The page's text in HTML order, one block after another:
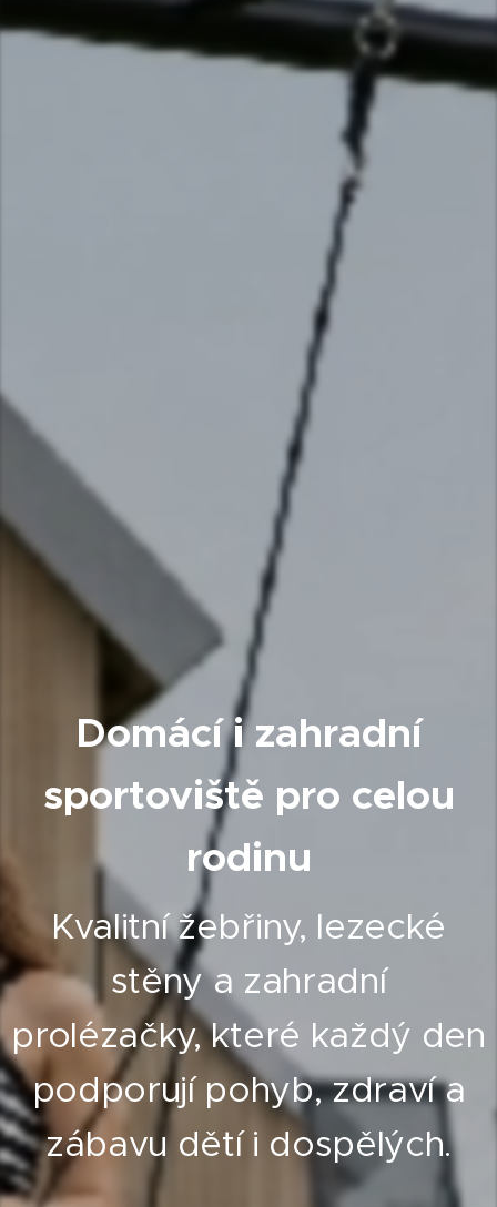
Domácí i zahradní
sportoviště pro celou
rodinu
Kvalitní žebřiny, lezecké
stěny a zahradní
prolézačky, které každý den
podporují pohyb, zdraví a
zábavu dětí i dospělých.